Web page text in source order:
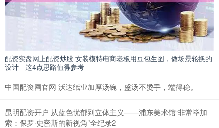
配资实盘网上配资炒股 女装模特电商老板用豆包生图，做场景轮换的
设计，这4点思路值得参考
中国配资网官网 沃达纸业加厚汤碗，盛汤不烫手，端得稳。
昆明配资开户 从蓝色忧郁到立体主义——浦东美术馆“非常毕加
索：保罗·史密斯的新视角”全纪录2